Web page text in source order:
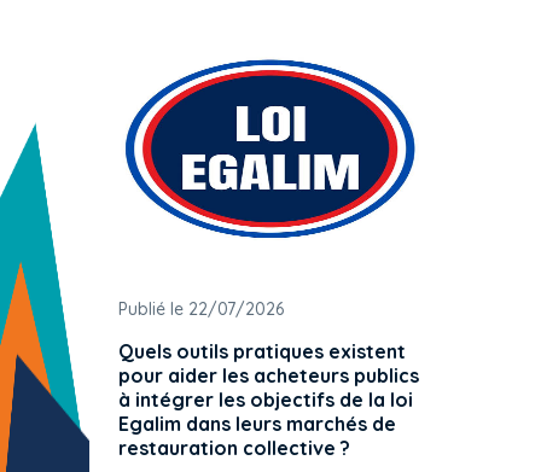
Publié le 22/07/2026
Quels outils pratiques existent
pour aider les acheteurs publics
à intégrer les objectifs de la loi
Egalim dans leurs marchés de
restauration collective ?